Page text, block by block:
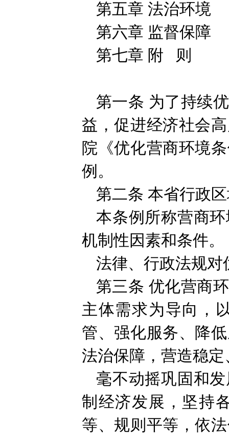
第五章 法治环境
第六章 监督保障
第七章 附 则
第一条 为了持续
益，促进经济社会
院《优化营商环境
例。
第二条 本省行政
本条例所称营商
机制性因素和条件。
法律、行政法规对
第三条 优化营商
主体需求为导向，
管、强化服务、降
法治保障，营造稳
毫不动摇巩固和
制经济发展，坚持
等、规则平等，依